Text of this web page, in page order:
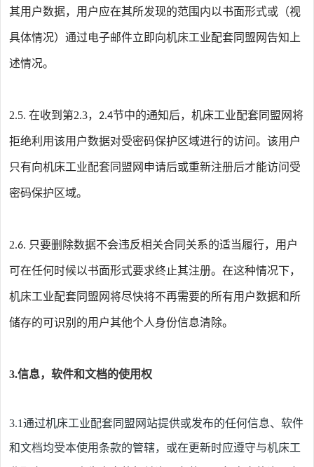
其用户数据，用户应在其所发现的范围内以书面形式或（视
具体情况）通过电子邮件立即向机床工业配套同盟网 告知上
述情况。
2.5.在收到第2.3， 2.4节中的通知后，机床工业配套同盟网将
拒绝利用该用户数据对受密码保护区域进行的访问。该用户
只有向机床工业配套同盟网 申请后或重新注册后才能访问受
密码保护区域。
2.6. 只要删除数据不会违反相关合同关系的适当履行，用户
可在任何时候以书面形式要求终止其注册。在这种情况下，
机床工业配套同盟 网将尽快将不再需要的所有用户数据和所
储存的可识别的用户其他个人身份信息清除。
3.信息，软件和文档的使用权
3.1通过机床工业配套同盟 网站提供或发布的任何信息、软件
和文档均受本使用条款的管辖，或在更新时应遵守与机床工